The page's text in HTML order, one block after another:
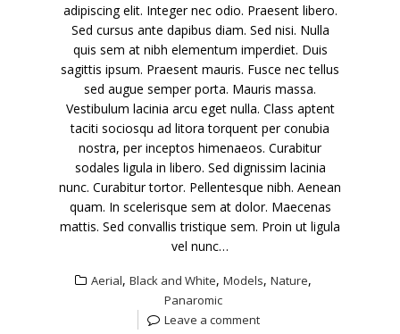
adipiscing elit. Integer nec odio. Praesent libero.
Sed cursus ante dapibus diam. Sed nisi. Nulla
quis sem at nibh elementum imperdiet. Duis
sagittis ipsum. Praesent mauris. Fusce nec tellus
sed augue semper porta. Mauris massa.
Vestibulum lacinia arcu eget nulla. Class aptent
taciti sociosqu ad litora torquent per conubia
nostra, per inceptos himenaeos. Curabitur
sodales ligula in libero. Sed dignissim lacinia
nunc. Curabitur tortor. Pellentesque nibh. Aenean
quam. In scelerisque sem at dolor. Maecenas
mattis. Sed convallis tristique sem. Proin ut ligula
vel nunc…
Aerial, Black and White, Models, Nature,
Panaromic
Leave a comment